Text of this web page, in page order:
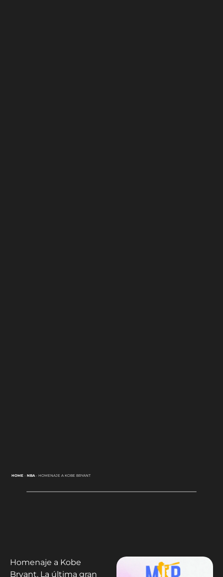
HOME- NBA- HOMENAJE A KOBE BRYANT
Homenaje a Kobe
Bryant. La última gran